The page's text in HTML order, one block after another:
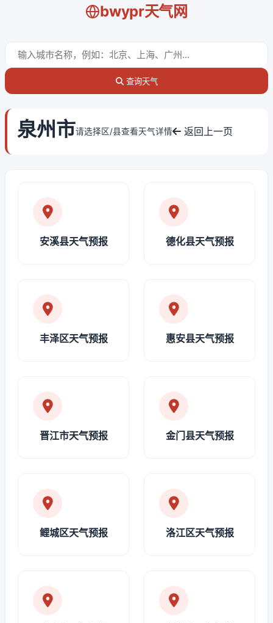
bwypr天气网
查询天气
泉州市请选择区/县查看天气详情 返回上一页
安溪县天气预报 德化县天气预报
丰泽区天气预报 惠安县天气预报
晋江市天气预报 金门县天气预报
鲤城区天气预报 洛江区天气预报